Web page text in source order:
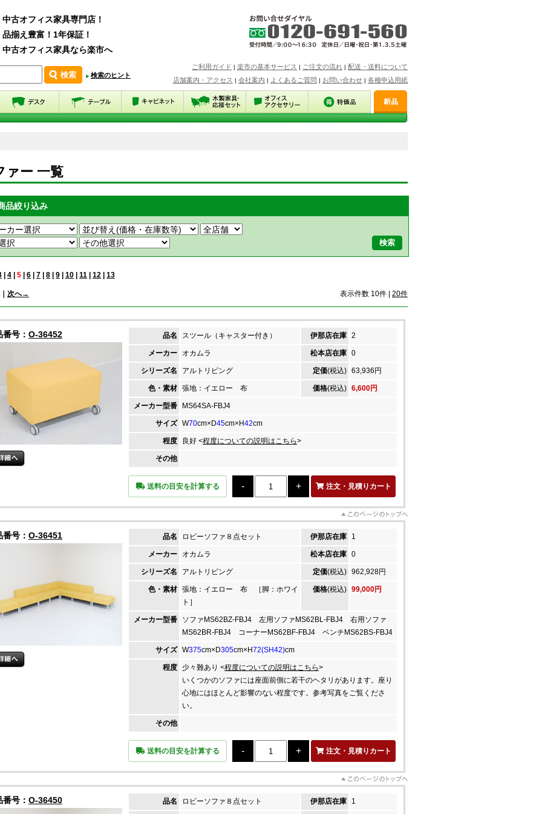
中古オフィス家具専門店！
品揃え豊富！1年保証！
中古オフィス家具なら楽市へ
検索のヒント
ご利用ガイド | 楽市の基本サービス | ご注文の流れ | 配送・送料について
店舗案内・アクセス | 会社案内 | よくあるご質問 | お問い合わせ | 各種申込用紙
ァー 一覧
品絞り込み
4 5 6 7 8 9 10 11 12 13
｜ 次へ→ 表示件数 10件 | 20件
番号： O-36452 品名 スツール（キャスター付き） 伊那店在庫 2
メーカー オカムラ 松本店在庫 0
シリーズ名 アルトリビング 定価(税込) 63,936円
色・素材 張地：イエロー 布 価格(税込) 6,600円
メーカー型番 MS64SA-FBJ4
サイズ W70cm×D45cm×H42cm
程度 良好 <程度についての説明はこちら>
その他
送料の目安を計算する 注文・見積りカート
番号： O-36451 品名 ロビーソファ８点セット 伊那店在庫 1
メーカー オカムラ 松本店在庫 0
シリーズ名 アルトリビング 定価(税込) 962,928円
色・素材 張地：イエロー 布 ［脚：ホワイ
ト］
価格(税込) 99,000円
メーカー型番
ソファMS62BZ-FBJ4 左用ソファMS62BL-FBJ4 右用ソファ
MS62BR-FBJ4 コーナーMS62BF-FBJ4 ベンチMS62BS-FBJ4
サイズ W375cm×D305cm×H72(SH42)cm
程度 少々難あり <程度についての説明はこちら>
いくつかのソファには座面前側に若干のヘタリがあります。座り
心地にはほとんど影響のない程度です。参考写真をご覧くださ
い。
その他
送料の目安を計算する 注文・見積りカート
番号： O-36450 品名 ロビーソファ８点セット 伊那店在庫 1